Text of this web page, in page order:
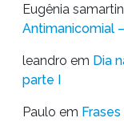
Eugênia
Antimanicomial
leandro em Dia
parte I
Paulo em